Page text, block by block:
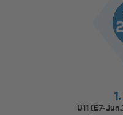
U11 (E7-